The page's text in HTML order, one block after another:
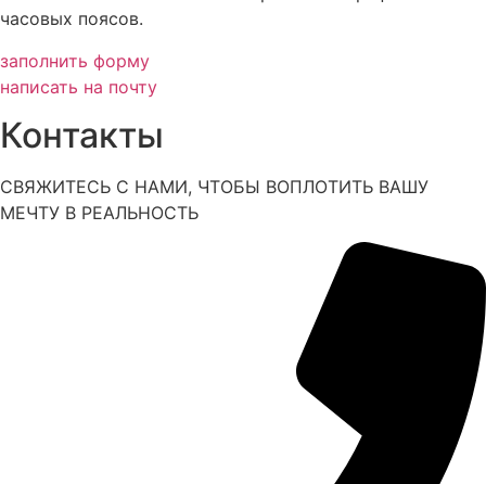
часовых поясов.
заполнить форму
написать на почту
Контакты
СВЯЖИТЕСЬ С НАМИ, ЧТОБЫ ВОПЛОТИТЬ ВАШУ
МЕЧТУ В РЕАЛЬНОСТЬ